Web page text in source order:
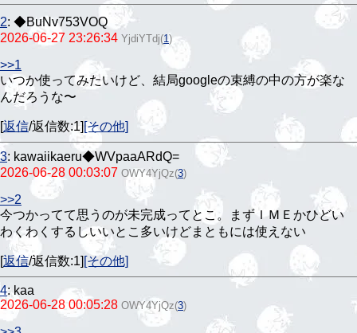
2: ◆BuNv753VOQ
2026-06-27 23:26:34 YjdiYTdj(1)
>>1
いつか使ってみたいけど、結局googleの束縛の中の方が楽な
んだろうな〜
[返信/返信数:1] [その他]
3: kawaiikaeru◆WVpaaARdQ=
2026-06-28 00:03:07 OWY4YjQz(3)
>>2
今つかってて思うのが未完成ってとこ。まずＩＭＥかひどい
わくわくするしいいとこ多いけどまともには使えない
[返信/返信数:1] [その他]
4:kaa
2026-06-28 00:05:28 OWY4YjQz(3)